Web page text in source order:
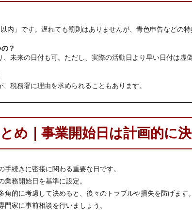
内」です。遅れても罰則はありませんが、青色申告などの特
？
未来の日付も可。ただし、実際の活動日より早い日付は虚
税務署に理由を求められることもあります。
め｜事業開始日は計画的に
続きに密接に関わる重要な日です。
務開始日を基準に設定。
的に考慮して決めると、後々のトラブルや損失を防げます。
家に事前相談を行いましょう。